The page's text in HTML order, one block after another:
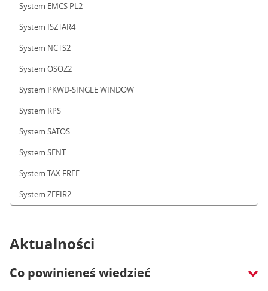
System EMCS PL2
System ISZTAR4
System NCTS2
System OSOZ2
System PKWD-SINGLE WINDOW
System RPS
System SATOS
System SENT
System TAX FREE
System ZEFIR2
Aktualności
Co powinieneś wiedzieć